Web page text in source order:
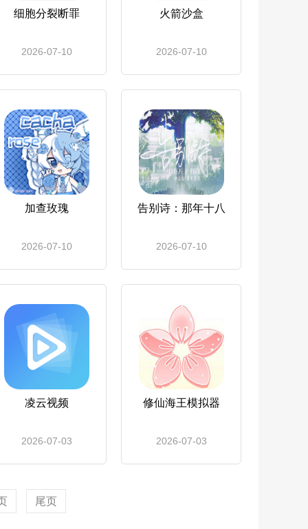
细胞分裂断罪
2026-07-10
火箭沙盒
2026-07-10
加查玫瑰
2026-07-10
告别诗：那年十八
2026-07-10
凌云视频
2026-07-03
修仙海王模拟器
2026-07-03
尾页